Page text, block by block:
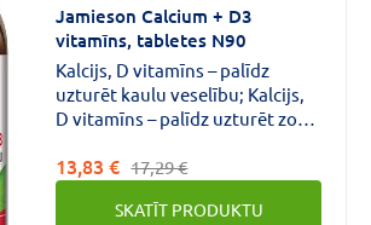
€
Jamieson Calcium + D3
vitamīns, tabletes N90
Kalcijs, D vitamīns – palīdz
uzturēt kaulu veselību; Kalcijs,
D vitamīns – palīdz uzturēt zobu
uzturēt normālu kalcija līmeni
asinīs;
13,83 € 17,29 €
SKATĪT PRODUKTU